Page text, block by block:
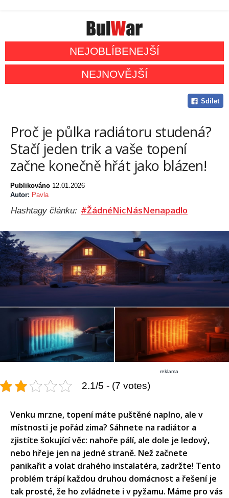
NEJOBLÍBENEJŠÍ
NEJNOVĚJŠÍ
Sdílet
Proč je půlka radiátoru studená?
Stačí jeden trik a vaše topení
začne konečně hřát jako blázen!
Publikováno 12.01.2026
Autor: Pavla
Hashtagy článku: #ŽádnéNicNásNenapadlo
reklama
2.1/5 - (7 votes)
Venku mrzne, topení máte puštěné naplno, ale v
místnosti je pořád zima? Sáhnete na radiátor a
zjistíte šokující věc: nahoře pálí, ale dole je ledový,
nebo hřeje jen na jedné straně. Než začnete
panikařit a volat drahého instalatéra, zadržte! Tento
problém trápí každou druhou domácnost a řešení je
tak prosté, že ho zvládnete i v pyžamu. Máme pro vás